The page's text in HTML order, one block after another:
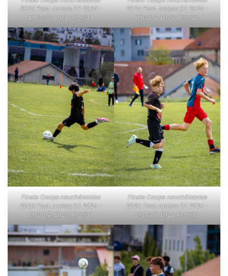
2024 Foot Juniors D1 2024 –
photo © Enzo Almeida
2024 Foot Juniors D1 2024 –
photo © Enzo Almeida
Finale Coupe neuchâteloise
2024 Foot Juniors D1 2024 –
photo © Enzo Almeida
Finale Coupe neuchâteloise
2024 Foot Juniors D1 2024 –
photo © Enzo Almeida